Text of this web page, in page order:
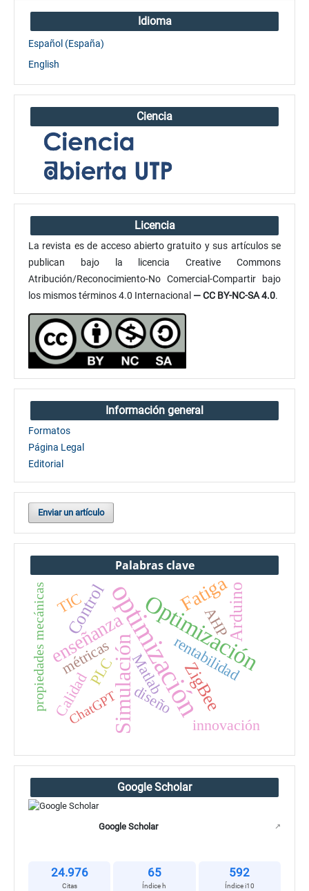
Idioma
Español (España)
English
Ciencia
Licencia
La revista es de acceso abierto gratuito y sus artículos se
publican bajo la licencia Creative Commons
Atribución/Reconocimiento-No Comercial-Compartir bajo
los mismos términos 4.0 Internacional — CC BY-NC-SA 4.0.
Información general
Formatos
Página Legal
Editorial
Enviar un artículo
Palabras clave
optimización
Optimización
Simulación
Fatiga
enseñanza Arduino
ZigBee
Control
métricas
TIC
innovación
PLC rentabilidad
AHP
Matlab
diseño
Calidad
ChatGPT
propiedades mecánicas
Google Scholar
Google Scholar ↗
24.976
Citas
65
Índice h
592
Índice i10